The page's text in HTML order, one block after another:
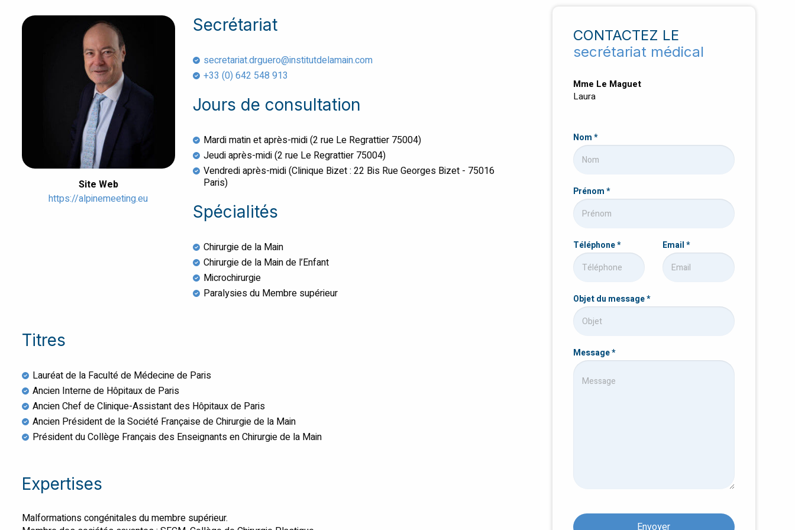
Site Web
https://alpinemeeting.eu
Secrétariat
secretariat.drguero@institutdelamain.com
+33 (0) 642 548 913
Jours de consultation
Mardi matin et après-midi (2 rue Le Regrattier 75004)
Jeudi après-midi (2 rue Le Regrattier 75004)
Vendredi après-midi (Clinique Bizet : 22 Bis Rue Georges Bizet - 75016
Paris)
Spécialités
Chirurgie de la Main
Chirurgie de la Main de l’Enfant
Microchirurgie
Paralysies du Membre supérieur
Titres
Lauréat de la Faculté de Médecine de Paris
Ancien Interne de Hôpitaux de Paris
Ancien Chef de Clinique-Assistant des Hôpitaux de Paris
Ancien Président de la Société Française de Chirurgie de la Main
Président du Collège Français des Enseignants en Chirurgie de la Main
Expertises
Malformations congénitales du membre supérieur.
CONTACTEZ LE
secrétariat médical
Mme Le Maguet
Laura
Nom*
Prénom*
Téléphone* Email*
Objet du message*
Message*